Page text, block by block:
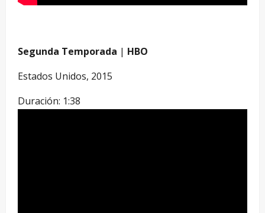
Segunda Temporada | HBO
Estados Unidos, 2015
Duración: 1:38